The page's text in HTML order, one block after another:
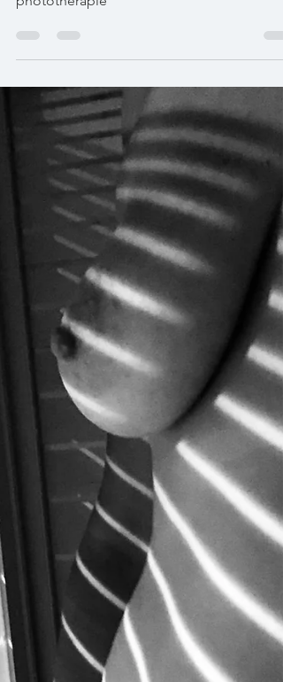
maternelle. Aujourd’hui, je suis guide en
photothérapie